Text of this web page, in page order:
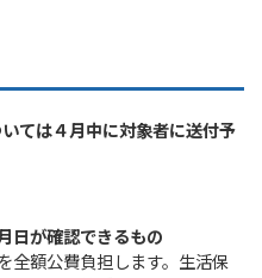
ては４月中に対象者に送付予
日が確認できるもの
全額公費負担します。生活保